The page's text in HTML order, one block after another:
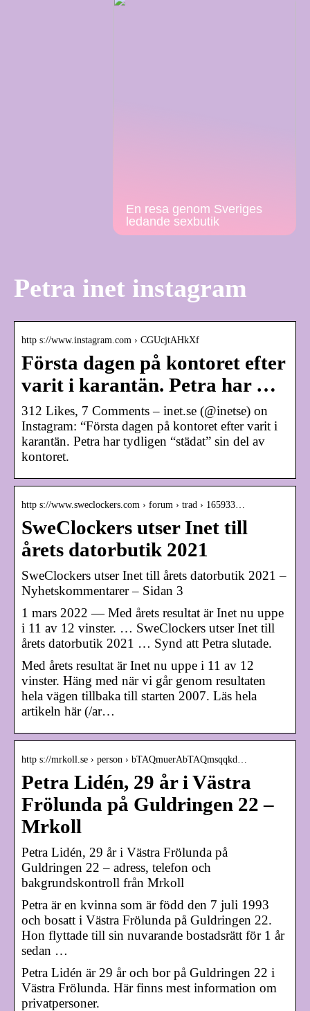
En resa genom Sveriges
ledande sexbutik
Petra inet instagram
http s://www.instagram.com › CGUcjtAHkXf
Första dagen på kontoret efter
varit i karantän. Petra har …
312 Likes, 7 Comments – inet.se (@inetse) on
Instagram: “Första dagen på kontoret efter varit i
karantän. Petra har tydligen “städat” sin del av
kontoret.
http s://www.sweclockers.com › forum › trad › 165933…
SweClockers utser Inet till
årets datorbutik 2021
SweClockers utser Inet till årets datorbutik 2021 –
Nyhetskommentarer – Sidan 3
1 mars 2022 — Med årets resultat är Inet nu uppe
i 11 av 12 vinster. … SweClockers utser Inet till
årets datorbutik 2021 … Synd att Petra slutade.
Med årets resultat är Inet nu uppe i 11 av 12
vinster. Häng med när vi går genom resultaten
hela vägen tillbaka till starten 2007. Läs hela
artikeln här (/ar…
http s://mrkoll.se › person › bTAQmuerAbTAQmsqqkd…
Petra Lidén, 29 år i Västra
Frölunda på Guldringen 22 –
Mrkoll
Petra Lidén, 29 år i Västra Frölunda på
Guldringen 22 – adress, telefon och
bakgrundskontroll från Mrkoll
Petra är en kvinna som är född den 7 juli 1993
och bosatt i Västra Frölunda på Guldringen 22.
Hon flyttade till sin nuvarande bostadsrätt för 1 år
sedan …
Petra Lidén är 29 år och bor på Guldringen 22 i
Västra Frölunda. Här finns mest information om
privatpersoner.